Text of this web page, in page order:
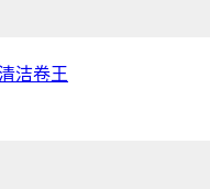
洁卷王